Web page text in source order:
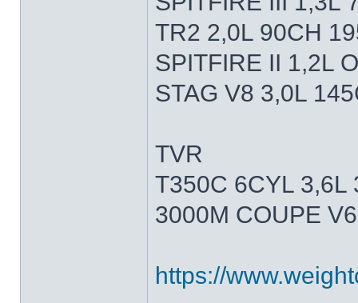
TR2 2,0L 90CH
SPITFIRE II 1,2L
STAG V8 3,0L
TVR
T350C 6CYL 3,6L
3000M COUPE
https://